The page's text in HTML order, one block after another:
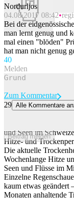
Beitrag melden
Nordurljos
04.08.2017 08:42
Bei der
man lernt genug und
mal einen "blöden"
hat man nicht genug
40
Melden
Beitrag melden
Zum Kommentar
29 Alle Kommentare
und Seen im
Hitze- und
Die aktuelle
Wochenlange Hitze
Seen und Flüsse im
Einzelne
kaum etwas geändert
Monaten anhaltende